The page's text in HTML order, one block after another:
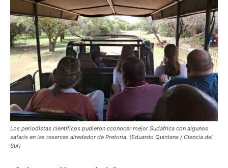
Los periodistas científicos pudieron cconocer mejor Sudáfrica con algunos
safaris en las reservas alrededor de Pretoria. (Eduardo Quintana / Ciencia del
Sur)